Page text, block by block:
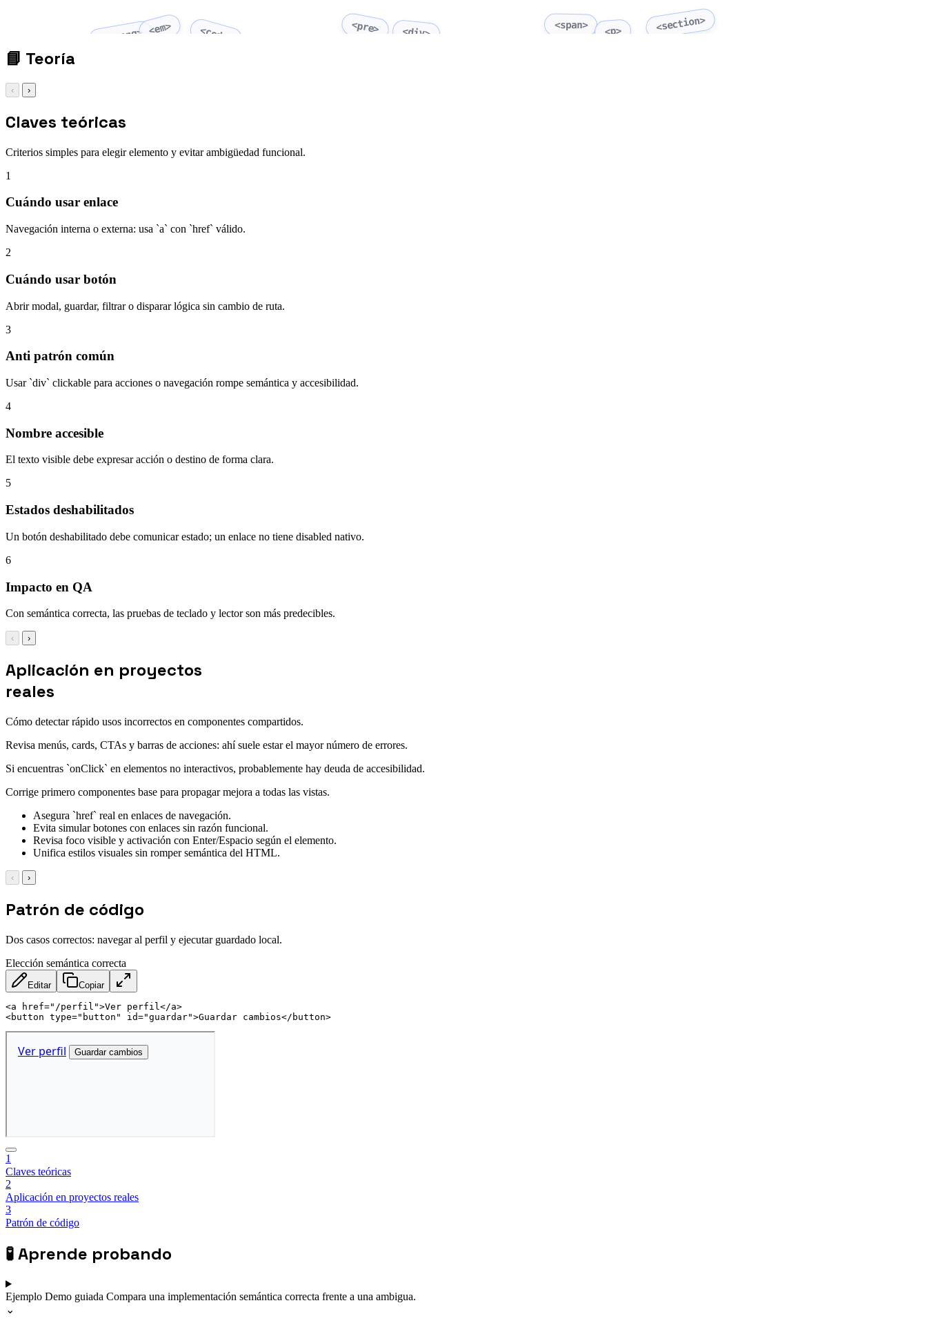
<strong> <em> <code> <pre> <div>
<span> <p> <section>
📘 Teoría
‹ ›
Claves teóricas
Criterios simples para elegir elemento y evitar ambigüedad funcional.
1
Cuándo usar enlace
Navegación interna o externa: usa `a` con `href` válido.
2
Cuándo usar botón
Abrir modal, guardar, filtrar o disparar lógica sin cambio de ruta.
3
Anti patrón común
Usar `div` clickable para acciones o navegación rompe semántica y accesibilidad.
4
Nombre accesible
El texto visible debe expresar acción o destino de forma clara.
5
Estados deshabilitados
Un botón deshabilitado debe comunicar estado; un enlace no tiene disabled nativo.
6
Impacto en QA
Con semántica correcta, las pruebas de teclado y lector son más predecibles.
‹ ›
Aplicación en proyectos
reales
Cómo detectar rápido usos incorrectos en componentes compartidos.
Revisa menús, cards, CTAs y barras de acciones: ahí suele estar el mayor número de errores.
Si encuentras `onClick` en elementos no interactivos, probablemente hay deuda de accesibilidad.
Corrige primero componentes base para propagar mejora a todas las vistas.
Asegura `href` real en enlaces de navegación.
Evita simular botones con enlaces sin razón funcional.
Revisa foco visible y activación con Enter/Espacio según el elemento.
Unifica estilos visuales sin romper semántica del HTML.
‹ ›
Patrón de código
Dos casos correctos: navegar al perfil y ejecutar guardado local.
Elección semántica correcta
Editar Copiar
<a href=" /perfil ">Ver perfil </a>
<button type=" button " id="guardar">Guardar cambios</ button>
1
Claves teóricas
2
Aplicación en proyectos reales
3
Patrón de código
🧪Aprende probando
Ejemplo Demo guiada Compara una implementación semántica correcta frente a una ambigua.
⌄